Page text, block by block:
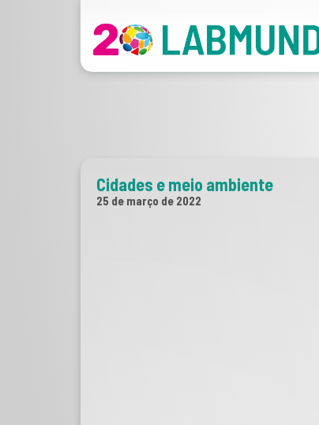
Cidades e meio ambiente
25 de março de 2022